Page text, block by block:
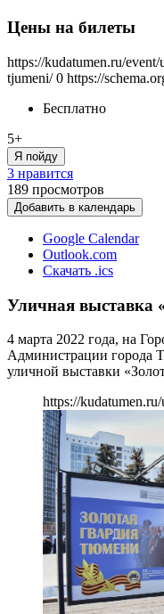
Цены на билеты
https://kudatumen.ru/
tjumeni/ 0 https://
Бесплатно
5+
Я пойду
3 нравится
189 просмотров
Добавить в календарь
Google Calendar
Outlook.com
Скачать .ics
Уличная выставка
4 марта 2022 года, на
Администрации города
уличной выставки
https://